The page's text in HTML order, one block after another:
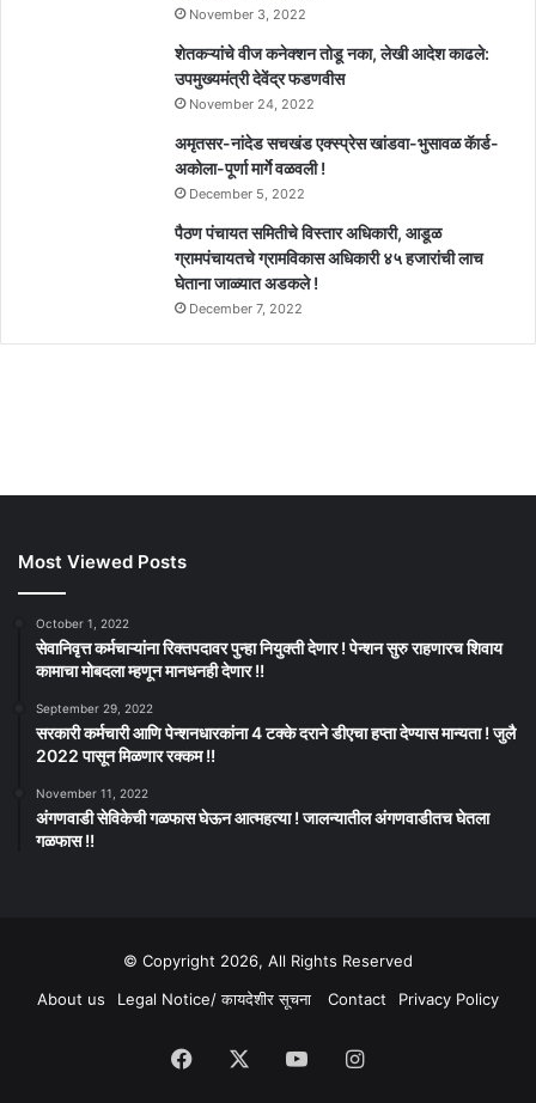
November 3, 2022
शेतकऱ्यांचे वीज कनेक्शन तोडू नका, लेखी आदेश काढले:
उपमुख्यमंत्री देवेंद्र फडणवीस
November 24, 2022
अमृतसर-नांदेड सचखंड एक्स्प्रेस खांडवा-भुसावळ कॅार्ड-
अकोला-पूर्णा मार्गे वळवली !
December 5, 2022
पैठण पंचायत समितीचे विस्तार अधिकारी, आडूळ
ग्रामपंचायतचे ग्रामविकास अधिकारी ४५ हजारांची लाच
घेताना जाळ्यात अडकले !
December 7, 2022
Most Viewed Posts
October 1, 2022
सेवानिवृत्त कर्मचाऱ्यांना रिक्तपदावर पुन्हा नियुक्ती देणार ! पेन्शन सुरु राहणारच शिवाय
कामाचा मोबदला म्हणून मानधनही देणार !!
September 29, 2022
सरकारी कर्मचारी आणि पेन्शनधारकांना 4 टक्के दराने डीएचा हप्ता देण्यास मान्यता ! जुलै
2022 पासून मिळणार रक्कम !!
November 11, 2022
अंगणवाडी सेविकेची गळफास घेऊन आत्महत्या ! जालन्यातील अंगणवाडीतच घेतला
गळफास !!
© Copyright 2026, All Rights Reserved
About us
Legal Notice/ कायदेशीर सूचना Contact Privacy Policy
Facebook YouTubeInstagram